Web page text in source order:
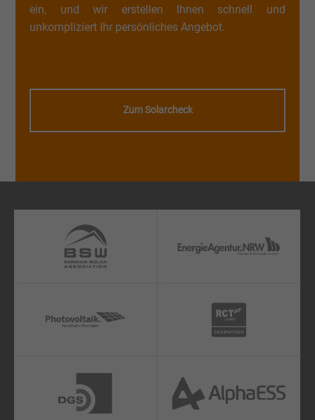
ein, und wir erstellen Ihnen schnell und
unkompliziert Ihr persönliches Angebot.
Zum Solarcheck